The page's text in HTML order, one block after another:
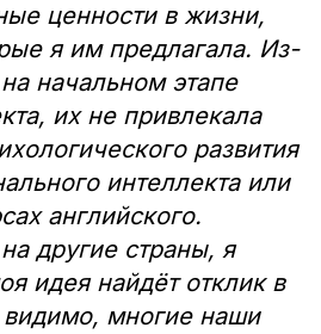
ценности в жизни,
я им предлагала. Из-
начальном этапе
их не привлекала
развития
интеллекта или
английского.
другие страны, я
идея найдёт отклик в
многие наши